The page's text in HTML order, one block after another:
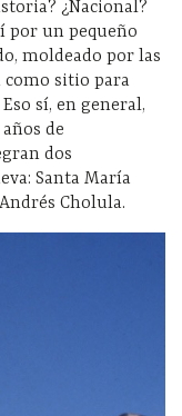
¿Nacional?
por un pequeño
moldeado por las
como sitio para
sí, en general,
de
dos
Santa María
Cholula.